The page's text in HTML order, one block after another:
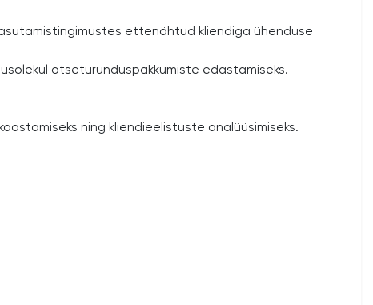
ettenähtud kliendiga ühenduse
otseturunduspakkumiste edastamiseks.
ning kliendieelistuste analüüsimiseks.